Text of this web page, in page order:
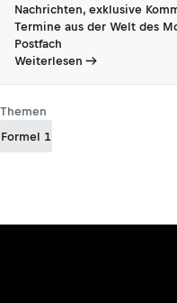
Nachrichten, exklusive
Termine aus der Welt des
Postfach
Weiterlesen
Themen
Formel 1